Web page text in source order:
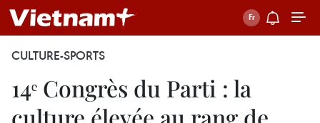
CULTURE-SPORTS
14ᵉ Congrès du Parti : la